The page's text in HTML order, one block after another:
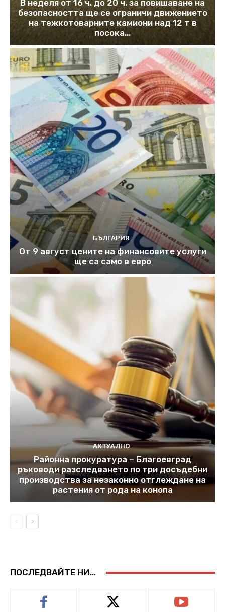
В неделя от 16 ч. до 20 ч. за повишаване на
безопасността ще се ограничи движението
на тежкотоварните камиони над 12 т в
посока...
БЪЛГАРИЯ
От 9 август цените на финансовите услуги
ще са само в евро
АКТУАЛНО
Районна прокуратура – Благоевград
ръководи разследването по три досъдебни
производства за незаконно отглеждане на
растения от рода на конопа
ПОСЛЕДВАЙТЕ НИ...